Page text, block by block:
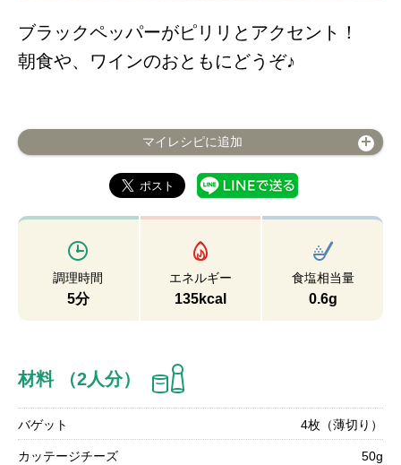
ブラックペッパーがピリリとアクセント！
朝食や、ワインのおともにどうぞ♪
マイレシピに追加
調理時間
5分
エネルギー
135kcal
食塩相当量
0.6g
材料 （2人分）
バゲット 4枚（薄切り）
カッテージチーズ 50g